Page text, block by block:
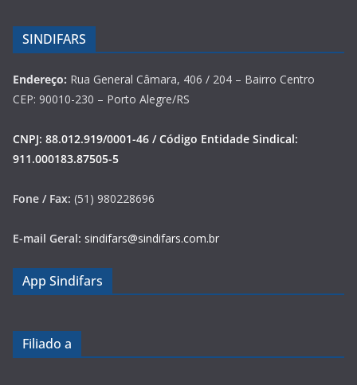
SINDIFARS
Endereço: Rua General Câmara, 406 / 204 – Bairro Centro
CEP: 90010-230 – Porto Alegre/RS
CNPJ: 88.012.919/0001-46 / Código Entidade Sindical:
911.000183.87505-5
Fone / Fax: (51) 980228696
E-mail Geral: sindifars@sindifars.com.br
App Sindifars
Filiado a